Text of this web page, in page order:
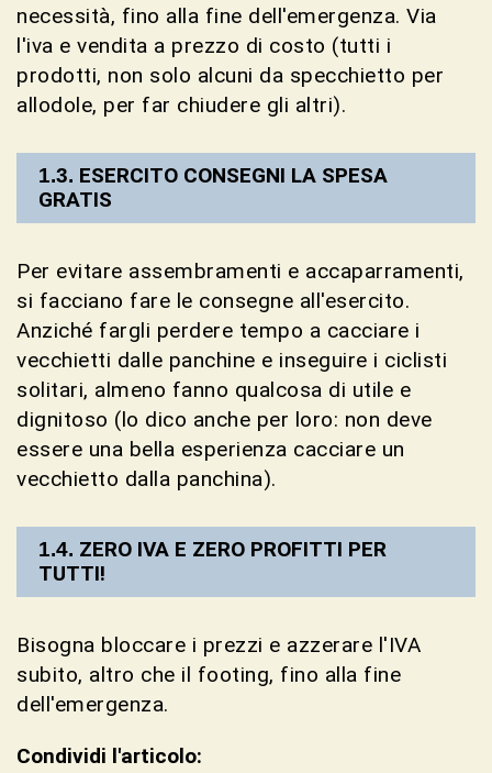
necessità, fino alla fine dell'emergenza. Via
l'iva e vendita a prezzo di costo (tutti i
prodotti, non solo alcuni da specchietto per
allodole, per far chiudere gli altri).
ESERCITO CONSEGNI LA SPESA
GRATIS
Per evitare assembramenti e accaparramenti,
si facciano fare le consegne all'esercito.
Anziché fargli perdere tempo a cacciare i
vecchietti dalle panchine e inseguire i ciclisti
solitari, almeno fanno qualcosa di utile e
dignitoso (lo dico anche per loro: non deve
essere una bella esperienza cacciare un
vecchietto dalla panchina).
ZERO IVA E ZERO PROFITTI PER
TUTTI!
Bisogna bloccare i prezzi e azzerare l'IVA
subito, altro che il footing, fino alla fine
dell'emergenza.
Condividi l'articolo: